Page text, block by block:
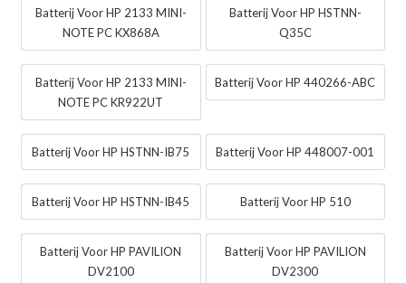
Batterij Voor HP 2133 MINI-
NOTE PC KX868A
Batterij Voor HP HSTNN-
Q35C
Batterij Voor HP 2133 MINI-
NOTE PC KR922UT
Batterij Voor HP 440266-ABC
Batterij Voor HP HSTNN-IB75 Batterij Voor HP 448007-001
Batterij Voor HP HSTNN-IB45 Batterij Voor HP 510
Batterij Voor HP PAVILION
DV2100
Batterij Voor HP PAVILION
DV2300